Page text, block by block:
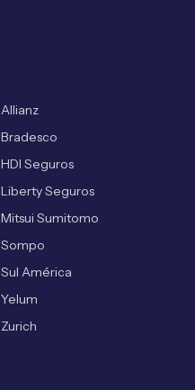
Allianz
Bradesco
HDI Seguros
Liberty Seguros
Mitsui Sumitomo
Sompo
Sul América
Yelum
Zurich